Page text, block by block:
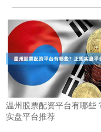
温州股票配资平台有哪些
实盘平台推荐